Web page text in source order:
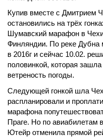
Купив вместе с Дмитрием
остановились на трёх
Шумавский марафон в
Финляндии. По реке
в 2016г и сейчас 10.02.
половинкой, которая
ветреность погоды.
Следующей гонкой шла
распланировали и
марафона
Праге. Но по авиабилетам
Ютейр отменила прямой